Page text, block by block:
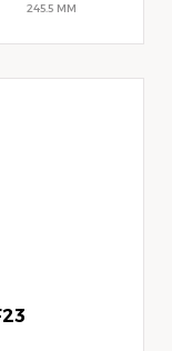
245.5 MM